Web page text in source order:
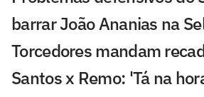
barrar João Ananias na
Torcedores mandam
Santos x Remo: 'Tá na